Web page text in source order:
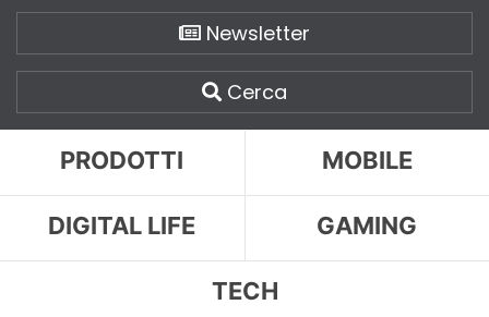
Newsletter
Cerca
PRODOTTI MOBILE
DIGITAL LIFE GAMING
TECH